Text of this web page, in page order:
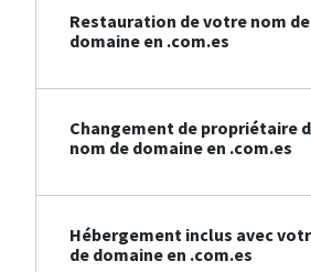
Restauration de votre nom de
domaine en .com.es
Changement de propriétaire
nom de domaine en .com.es
Hébergement inclus avec
de domaine en .com.es